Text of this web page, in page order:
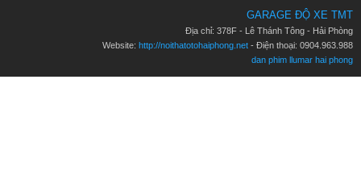
GARAGE ĐỘ XE TMT
Địa chỉ: 378F - Lê Thánh Tông - Hải Phòng
Website: http://noithatotohaiphong.net - Điện thoại: 0904.963.988
dan phim llumar hai phong